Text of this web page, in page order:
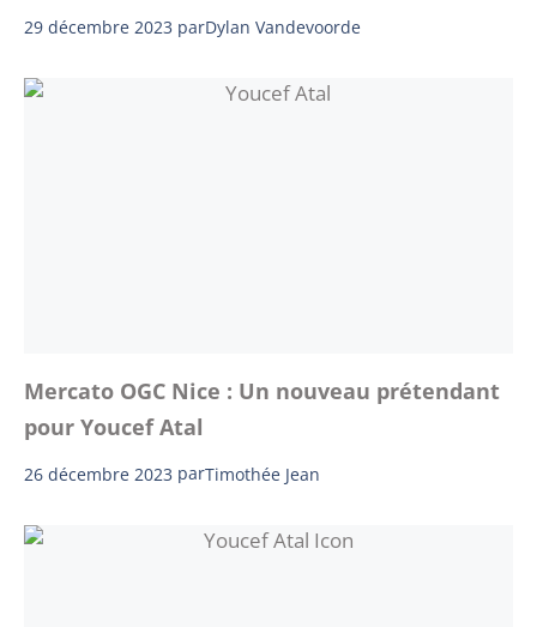
29 décembre 2023 parDylan Vandevoorde
Mercato OGC Nice : Un nouveau prétendant
pour Youcef Atal
26 décembre 2023 parTimothée Jean